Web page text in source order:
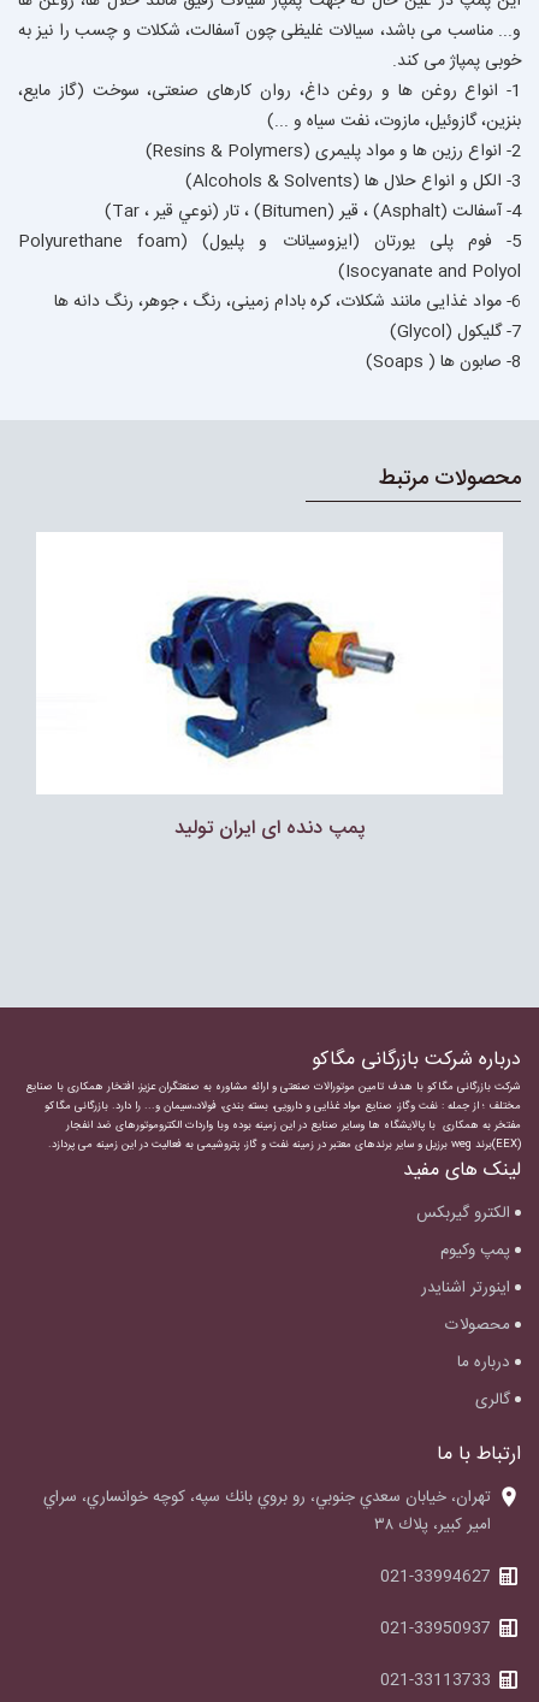
و... مناسب می باشد، سیالات غلیظی چون آسفالت، شکلات و چسب را نیز به
خوبی پمپاژ می کند.
1- انواع روغن ها و روغن داغ، روان کارهای صنعتی، سوخت (گاز مایع،
بنزین، گازوئیل، مازوت، نفت سیاه و ...)
2- انواع رزین ها و مواد پلیمری (Resins & Polymers)
3- الکل و انواع حلال ها (Alcohols & Solvents)
4- آسفالت (Asphalt) ، قیر (Bitumen) ، تار (نوعي قير ، Tar)
5- فوم پلی يورتان (ایزوسیانات و پلیول) (Polyurethane foam
Isocyanate and Polyol)
6- مواد غذایی مانند شکلات، کره بادام زمینی، رنگ ، جوهر، رنگ دانه ها
7- گلیکول (Glycol)
8- صابون ها ( Soaps)
محصولات مرتبط
پمپ دنده اى ايران توليد
درباره شرکت بازرگانی مگاکو
شرکت بازرگانی مگاکو با هدف تامین موتورالات صنعتی و ارائه مشاوره به صنعتگران عزیز، افتخار همکاری با صنایع
مختلف ؛ از جمله : نفت وگاز، صنایع مواد غذایی و دارویی، بسته بندی، فولاد،،سیمان و... را دارد. بازرگانی مگاکو
مفتخر به همکاری با پالایشگاه ها وسایر صنایع در این زمینه بوده وبا واردات الکتروموتورهای ضد انفجار
(EEX)برند weg برزیل و سایر برندهای معتبر در زمینه نفت و گاز، پتروشیمی به فعالیت در این زمینه می پردازد.
لینک های مفید
الکترو گیربکس
پمپ وکیوم
اینورتر اشنایدر
محصولات
درباره ما
گالری
ارتباط با ما
‌تهران، خيابان سعدي جنوبي، رو بروي بانك سپه، كوچه خوانساري، سراي
امير كبير، پلاك ٣٨
021-33994627
021-33950937
021-33113733